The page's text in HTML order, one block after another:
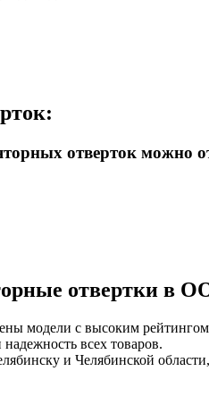
отверток можно
отвертки в
модели с высоким
всех товаров.
и Челябинской